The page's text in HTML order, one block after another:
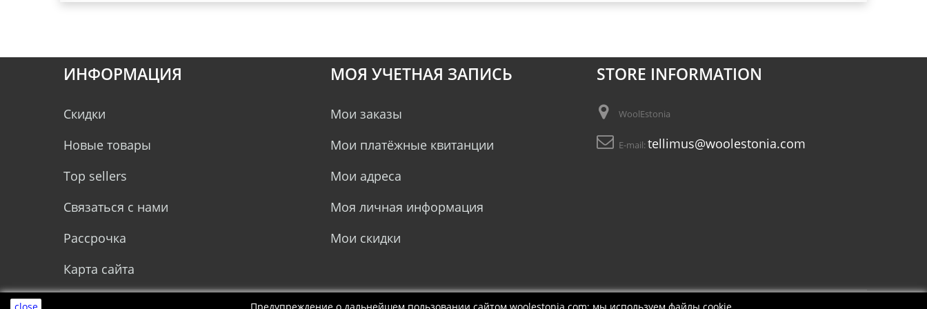
ИНФОРМАЦИЯ
Скидки
Новые товары
Top sellers
Связаться с нами
Рассрочка
Карта сайта
МОЯ УЧЕТНАЯ ЗАПИСЬ
Мои заказы
Мои платёжные квитанции
Мои адреса
Моя личная информация
Мои скидки
STORE INFORMATION
WoolEstonia
E-mail:tellimus@woolestonia.com